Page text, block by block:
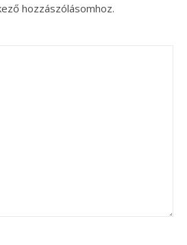
hozzászólásomhoz.